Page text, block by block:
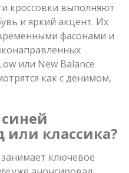
кроссовки выполняют
и яркий акцент. Их
фасонами и
или New Balance
как с денимом,
или классика?
ключевое